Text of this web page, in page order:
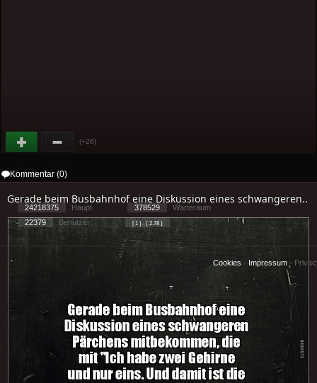
(+26)
Kommentar (0)
Gerade beim Busbahnhof eine Diskussion eines schwangeren..
24218375 Haupt 378529
Warteraum
22379
Benutzer [ 1 ] - ( 2.78 )
Cookies - Impressum -